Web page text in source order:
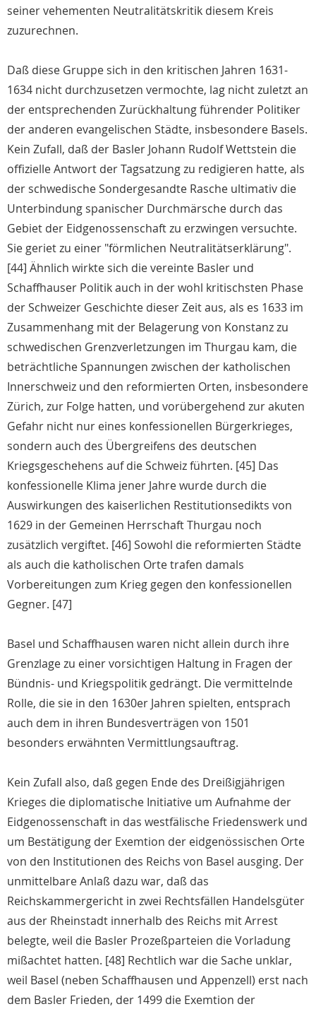
seiner vehementen Neutralitätskritik diesem Kreis
zuzurechnen.
Daß diese Gruppe sich in den kritischen Jahren 1631-
1634 nicht durchzusetzen vermochte, lag nicht zuletzt an
der entsprechenden Zurückhaltung führender Politiker
der anderen evangelischen Städte, insbesondere Basels.
Kein Zufall, daß der Basler Johann Rudolf Wettstein die
offizielle Antwort der Tagsatzung zu redigieren hatte, als
der schwedische Sondergesandte Rasche ultimativ die
Unterbindung spanischer Durchmärsche durch das
Gebiet der Eidgenossenschaft zu erzwingen versuchte.
Sie geriet zu einer "förmlichen Neutralitätserklärung".
[44] Ähnlich wirkte sich die vereinte Basler und
Schaffhauser Politik auch in der wohl kritischsten Phase
der Schweizer Geschichte dieser Zeit aus, als es 1633 im
Zusammenhang mit der Belagerung von Konstanz zu
schwedischen Grenzverletzungen im Thurgau kam, die
beträchtliche Spannungen zwischen der katholischen
Innerschweiz und den reformierten Orten, insbesondere
Zürich, zur Folge hatten, und vorübergehend zur akuten
Gefahr nicht nur eines konfessionellen Bürgerkrieges,
sondern auch des Übergreifens des deutschen
Kriegsgeschehens auf die Schweiz führten. [45] Das
konfessionelle Klima jener Jahre wurde durch die
Auswirkungen des kaiserlichen Restitutionsedikts von
1629 in der Gemeinen Herrschaft Thurgau noch
zusätzlich vergiftet. [46] Sowohl die reformierten Städte
als auch die katholischen Orte trafen damals
Vorbereitungen zum Krieg gegen den konfessionellen
Gegner. [47]
Basel und Schaffhausen waren nicht allein durch ihre
Grenzlage zu einer vorsichtigen Haltung in Fragen der
Bündnis- und Kriegspolitik gedrängt. Die vermittelnde
Rolle, die sie in den 1630er Jahren spielten, entsprach
auch dem in ihren Bundesverträgen von 1501
besonders erwähnten Vermittlungsauftrag.
Kein Zufall also, daß gegen Ende des Dreißigjährigen
Krieges die diplomatische Initiative um Aufnahme der
Eidgenossenschaft in das westfälische Friedenswerk und
um Bestätigung der Exemtion der eidgenössischen Orte
von den Institutionen des Reichs von Basel ausging. Der
unmittelbare Anlaß dazu war, daß das
Reichskammergericht in zwei Rechtsfällen Handelsgüter
aus der Rheinstadt innerhalb des Reichs mit Arrest
belegte, weil die Basler Prozeßparteien die Vorladung
mißachtet hatten. [48] Rechtlich war die Sache unklar,
weil Basel (neben Schaffhausen und Appenzell) erst nach
dem Basler Frieden, der 1499 die Exemtion der